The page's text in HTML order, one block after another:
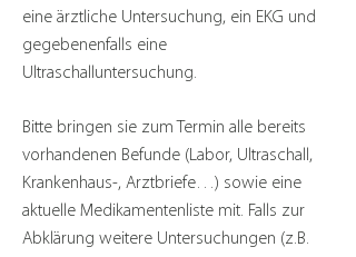
eine ärztliche Untersuchung, ein EKG und
gegebenenfalls eine
Ultraschalluntersuchung.
Bitte bringen sie zum Termin alle bereits
vorhandenen Befunde (Labor, Ultraschall,
Krankenhaus-, Arztbriefe…) sowie eine
aktuelle Medikamentenliste mit. Falls zur
Abklärung weitere Untersuchungen (z.B.